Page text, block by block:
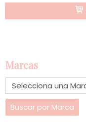
Marcas